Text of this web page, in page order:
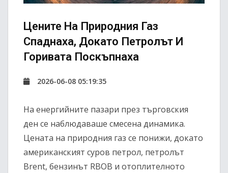
Цените На Природния Газ
Спаднаха, Докато Петролът И
Горивата Поскъпнаха
2026-06-08 05:19:35
На енергийните пазари през търговския
ден се наблюдаваше смесена динамика.
Цената на природния газ се понижи, докато
американският суров петрол, петролът
Brent, бензинът RBOB и отоплителното